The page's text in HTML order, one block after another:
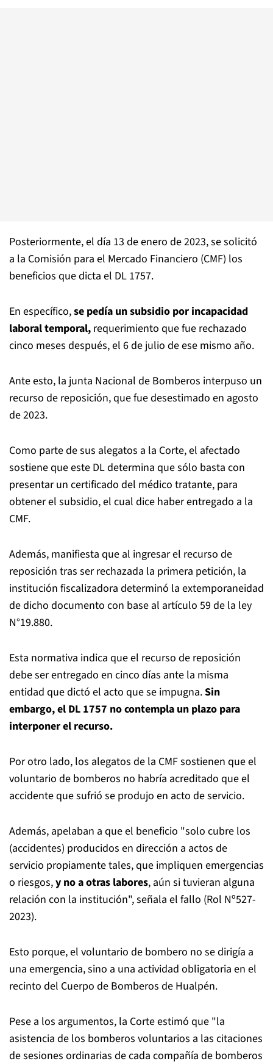
Posteriormente, el día 13 de enero de 2023, se solicitó
a la Comisión para el Mercado Financiero (CMF) los
beneficios que dicta el DL 1757.
En específico,se pedía un subsidio por incapacidad
laboral temporal, requerimiento que fue rechazado
cinco meses después, el 6 de julio de ese mismo año.
Ante esto, la junta Nacional de Bomberos interpuso un
recurso de reposición, que fue desestimado en agosto
de 2023.
Como parte de sus alegatos a la Corte, el afectado
sostiene que este DL determina que sólo basta con
presentar un certificado del médico tratante, para
obtener el subsidio, el cual dice haber entregado a la
CMF.
Además, manifiesta que al ingresar el recurso de
reposición tras ser rechazada la primera petición, la
institución fiscalizadora determinó la extemporaneidad
de dicho documento con base al artículo 59 de la ley
N°19.880.
Esta normativa indica que el recurso de reposición
debe ser entregado en cinco días ante la misma
entidad que dictó el acto que se impugna.Sin
embargo, el DL 1757 no contempla un plazo para
interponer el recurso.
Por otro lado, los alegatos de la CMF sostienen que el
voluntario de bomberos no habría acreditado que el
accidente que sufrió se produjo en acto de servicio.
Además, apelaban a que el beneficio "solo cubre los
(accidentes) producidos en dirección a actos de
servicio propiamente tales, que impliquen emergencias
o riesgos,y no a otras labores, aún si tuvieran alguna
relación con la institución", señala el fallo (Rol Nº527-
2023).
Esto porque, el voluntario de bombero no se dirigía a
una emergencia, sino a una actividad obligatoria en el
recinto del Cuerpo de Bomberos de Hualpén.
Pese a los argumentos, la Corte estimó que "la
asistencia de los bomberos voluntarios a las citaciones
de sesiones ordinarias de cada compañía de bomberos